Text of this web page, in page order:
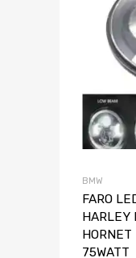
BMW
FARO
HARLEY
75WATT